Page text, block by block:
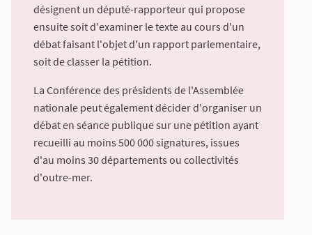
désignent un député-rapporteur qui propose
ensuite soit d'examiner le texte au cours d'un
débat faisant l'objet d'un rapport parlementaire,
soit de classer la pétition.
La Conférence des présidents de l'Assemblée
nationale peut également décider d'organiser un
débat en séance publique sur une pétition ayant
recueilli au moins 500 000 signatures, issues
d'au moins 30 départements ou collectivités
d'outre-mer.